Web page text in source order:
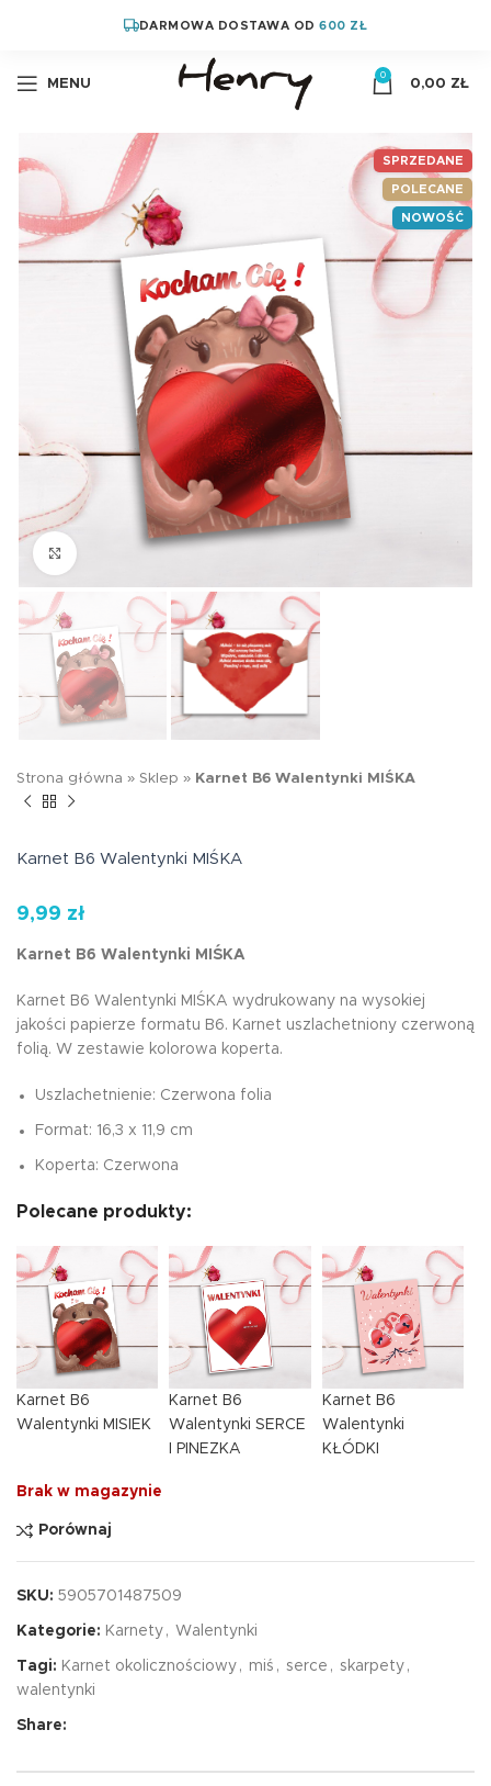
DARMOWA DOSTAWA OD600 ZŁ
MENU
0
0,00 ZŁ
SPRZEDANE
POLECANE
NOWOŚĆ
Kliknij aby powiększyć
Strona główna » Sklep » Karnet B6 Walentynki MIŚKA
Karnet B6 Walentynki MIŚKA
9,99 zł
Karnet B6 Walentynki MIŚKA
Karnet B6 Walentynki MIŚKA wydrukowany na wysokiej
jakości papierze formatu B6. Karnet uszlachetniony czerwoną
folią. W zestawie kolorowa koperta.
Uszlachetnienie: Czerwona folia
Format: 16,3 x 11,9 cm
Koperta: Czerwona
Polecane produkty:
Karnet B6
Walentynki MISIEK
Karnet B6
Walentynki SERCE
I PINEZKA
Karnet B6
Walentynki
KŁÓDKI
Brak w magazynie
Porównaj
SKU: 5905701487509
Kategorie: Karnety , Walentynki
Tagi: Karnet okolicznościowy , miś , serce , skarpety ,
walentynki
Share: